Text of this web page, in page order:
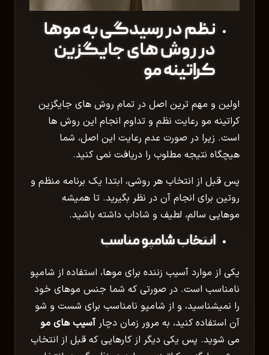
نظم در رسیدگی به موها
در روش های جایگزین
کراتینه مو
اولین و مهم ترین اصل در تمام روش های جایگزین
کراتینه مو رعایت نظم و تداوم انجام این روش ها
است. زیرا در صورت عدم رعایت این اصل، شما
هیچگاه نتیجه مطلوب را دریافت نمی کنید.
پس قبل از انتخاب هر روشی، ابتدا یک برنامه منظم و
روتین برای انجام آن در نظر بگیرید. تا همیشه
موهایی سالم، لطیف و شاداب داشته باشید.
انتخاب شامپو مناسب
یکی از موارد آسیب زننده برای موها، استفاده از شامپو
نامناسب است. در صورتی که شما جنس موهای خود
را نمیشناسید، و از شامپو نامناسب برای شست و شو
آن استفاده کنید، به مرور زمان دچارآسیب های مو
می شوید. پس یکی دیگر از کارهایی که قبل از انتخاب